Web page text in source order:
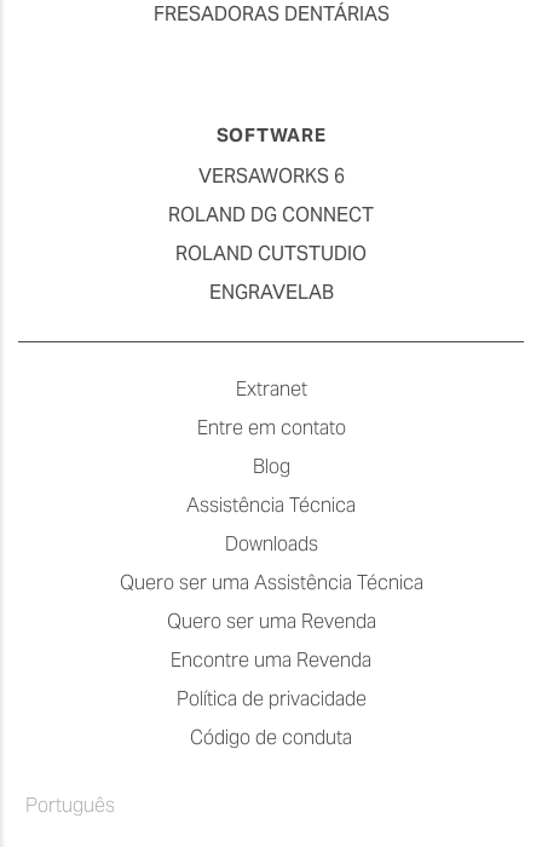
FRESADORAS DENTÁRIAS
SOFTWARE
VERSAWORKS 6
ROLAND DG CONNECT
ROLAND CUTSTUDIO
ENGRAVELAB
Extranet
Entre em contato
Blog
Assistência Técnica
Downloads
Quero ser uma Assistência Técnica
Quero ser uma Revenda
Encontre uma Revenda
Política de privacidade
Código de conduta
Português